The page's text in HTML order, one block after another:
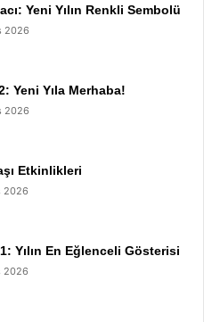
Yeni Yılın Renkli Sembolü
2026
Yeni Yıla Merhaba!
2026
Etkinlikleri
2026
Yılın En Eğlenceli Gösterisi
2026